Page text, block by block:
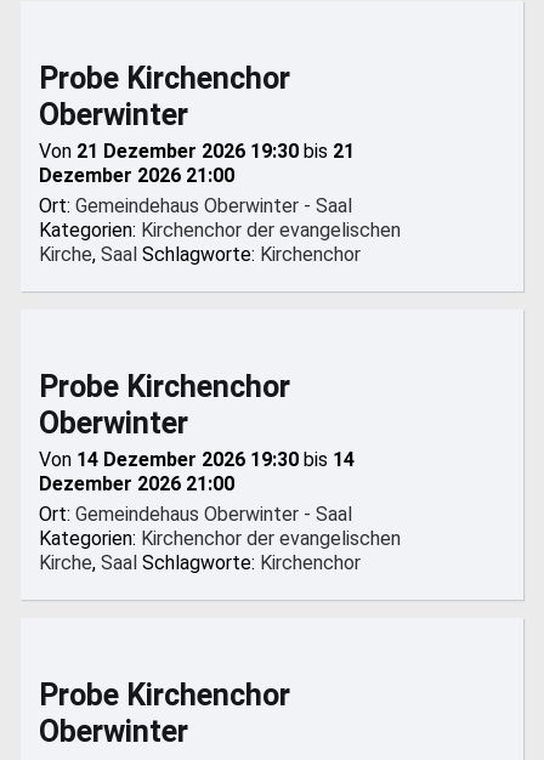
Probe Kirchenchor
Oberwinter
Von 21 Dezember 2026 19:30 bis 21
Dezember 2026 21:00
Ort:Gemeindehaus Oberwinter - Saal
Kategorien: Kirchenchor der evangelischen
Kirche,Saal Schlagworte: Kirchenchor
Probe Kirchenchor
Oberwinter
Von 14 Dezember 2026 19:30 bis 14
Dezember 2026 21:00
Ort:Gemeindehaus Oberwinter - Saal
Kategorien: Kirchenchor der evangelischen
Kirche,Saal Schlagworte: Kirchenchor
Probe Kirchenchor
Oberwinter